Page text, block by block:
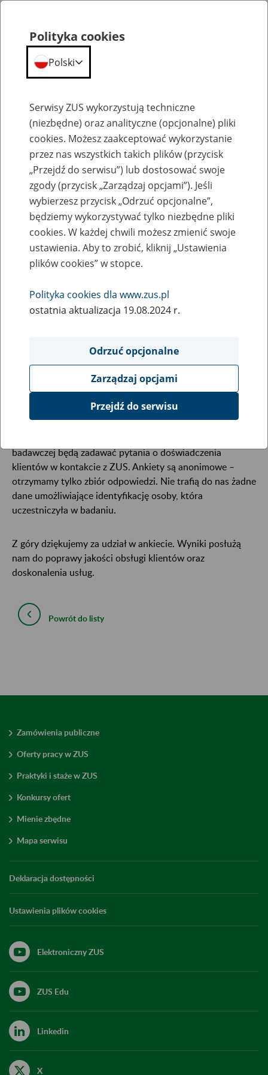
Komunikaty
Wyraź swoją opinię o usługach w ZUS
18
badawcza PBS Sp. z o.o. będzie prowadzić wywiady
telefoniczne z losowo wybranymi klientami ZUS.
Pozwoli to nam poznać Waszą opinię o obsłudze
klientów i świadczonych przez nas usługach.
badawczej będą zadawać pytania o doświadczenia
klientów w kontakcie z ZUS. Ankiety są anonimowe –
otrzymamy tylko zbiór odpowiedzi. Nie trafią do nas żadne
dane umożliwiające identyfikację osoby, która
uczestniczyła w badaniu.
Z góry dziękujemy za udział w ankiecie. Wyniki posłużą
nam do poprawy jakości obsługi klientów oraz
doskonalenia usług.
Powrót do listy
Zamówienia publiczne
Oferty pracy w ZUS
Praktyki i staże w ZUS
Konkursy ofert
Mienie zbędne
Mapa serwisu
Deklaracja dostępności
Ustawienia plików cookies
Elektroniczny ZUS
ZUS Edu
Linkedin
X
Polityka cookies
Polski
Serwisy ZUS wykorzystują techniczne
(niezbędne) oraz analityczne (opcjonalne) pliki
cookies. Możesz zaakceptować wykorzystanie
przez nas wszystkich takich plików (przycisk
„Przejdź do serwisu”) lub dostosować swoje
zgody (przycisk „Zarządzaj opcjami”). Jeśli
wybierzesz przycisk „Odrzuć opcjonalne”,
będziemy wykorzystywać tylko niezbędne pliki
cookies. W każdej chwili możesz zmienić swoje
ustawienia. Aby to zrobić, kliknij „Ustawienia
plików cookies” w stopce.
Polityka cookies dla www.zus.pl
ostatnia aktualizacja 19.08.2024 r.
Odrzuć opcjonalne
Zarządzaj opcjami
Przejdź do serwisu